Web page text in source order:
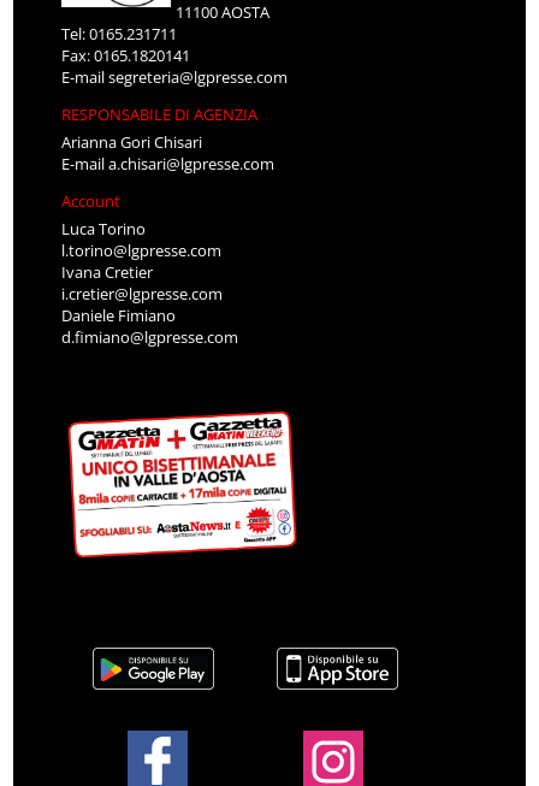
11100 AOSTA
Tel: 0165.231711
Fax: 0165.1820141
E-mailsegreteria@lgpresse.com
RESPONSABILE DI AGENZIA
Arianna Gori Chisari
E-maila.chisari@lgpresse.com
Account
Luca Torino
l.torino@lgpresse.com
Ivana Cretier
i.cretier@lgpresse.com
Daniele Fimiano
d.fimiano@lgpresse.com